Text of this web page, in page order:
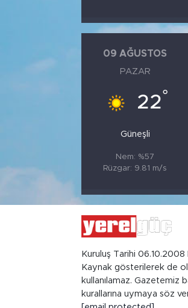
09 AĞUSTOS
PAZAR
22°
Güneşli
Nem: %57
Rüzgar: 9.81 m/s
Kuruluş Tarihi
Kaynak gösterilerek de
kullanılamaz. Gazetemiz
kurallarına uymaya söz